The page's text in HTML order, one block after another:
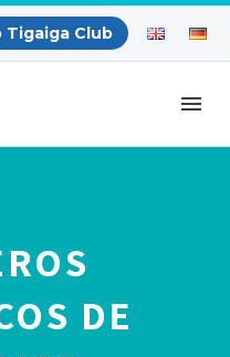
Tigaiga Club
DE